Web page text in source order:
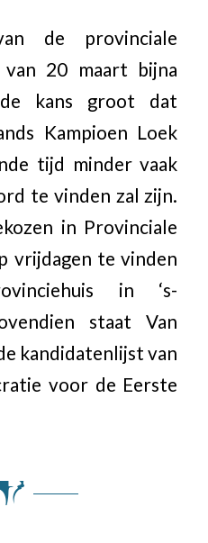
de provinciale
van 20 maart bijna
kans groot dat
Kampioen Loek
tijd minder vaak
te vinden zal zijn.
in Provinciale
vrijdagen te vinden
in ‘s-
staat Van
kandidatenlijst van
voor de Eerste